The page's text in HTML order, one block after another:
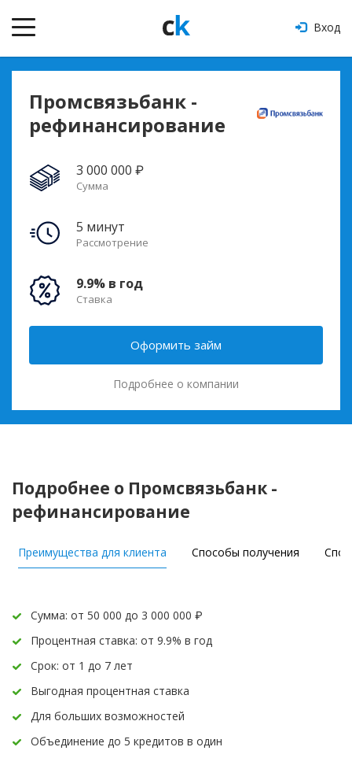
Вход
Промсвязьбанк -
рефинансирование
3 000 000 ₽
Сумма
5 минут
Рассмотрение
9.9% в год
Ставка
Подробнее о компании
Оформить займ
Подробнее о Промсвязьбанк -
рефинансирование
Преимущества для клиента Способы получения
Сумма: от 50 000 до 3 000 000 ₽
Процентная ставка: от 9.9% в год
Срок: от 1 до 7 лет
Выгодная процентная ставка
Для больших возможностей
Объединение до 5 кредитов в один